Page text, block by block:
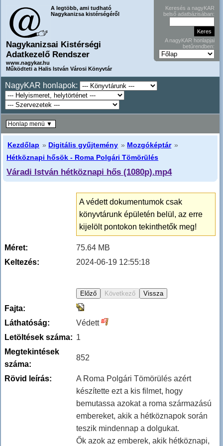
A legtöbb, ami tudható
Nagykanizsa kistérségéről
Nagykanizsai Kistérségi
Adatkezelő Rendszer
www.nagykar.hu
Működteti a Halis István Városi Könyvtár
Keresés a nagyKAR
belső adatbázisában:
A nagyKAR honlapjai
betűrendben:
NagyKAR honlapok:
Kezdőlap » Digitális gyűjtemény » Mozgóképtár »
Hétköznapi hősök - Roma Polgári Tömörülés
Váradi István hétköznapi hős (1080p).mp4
A védett dokumentumok csak
könyvtárunk épületén belül, az erre
kijelölt pontokon tekinthetők meg!
Méret:
75.64 MB
Keltezés:
2024-06-19 12:55:18
Fajta:
Láthatóság:
Védett
Letöltések száma: 1
Megtekintések
száma:
852
Rövid leírás:
A Roma Polgári Tömörülés azért
készítette ezt a kis filmet, hogy
bemutassa azokat a roma származású
embereket, akik a hétköznapok során
teszik mindennap a dolgukat.
Ők azok az emberek, akik hétköznapi,
Honlap menü ▼